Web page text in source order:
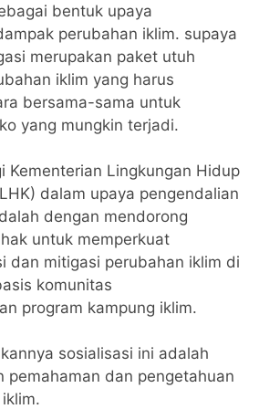
bentuk upaya
perubahan iklim. supaya
merupakan paket utuh
iklim yang harus
bersama-sama untuk
yang mungkin terjadi.
Kementerian Lingkungan Hidup
dalam upaya pengendalian
dengan mendorong
untuk memperkuat
dan mitigasi perubahan iklim di
komunitas
program kampung iklim.
sosialisasi ini adalah
pemahaman dan pengetahuan